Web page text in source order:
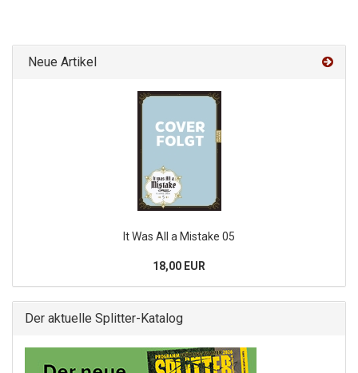
Neue Artikel
It Was All a Mistake 05
18,00 EUR
Der aktuelle Splitter-Katalog